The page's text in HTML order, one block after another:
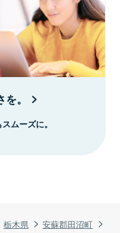
栃木県
安蘇郡田沼町
。
ムーズに。